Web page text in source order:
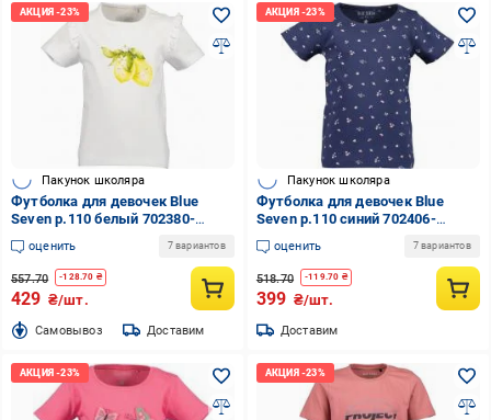
Пакунок школяра
Футболка для девочек Blue
Seven р.110 белый 702380-
00/0001
оценить 7 вариантов
557.70 -128.70 ₴
429 ₴/шт.
Cамовывоз Доставим
Пакунок школяра
Футболка для девочек Blue
Seven р.110 синий 702406-
00/5750
оценить 7 вариантов
518.70 -119.70 ₴
399 ₴/шт.
Доставим